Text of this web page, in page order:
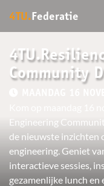
4TU. Federatie
Community
Engineering
de nieuwste inzichten
engineering. Geniet
interactieve sessies,
gezamenlijke lunch